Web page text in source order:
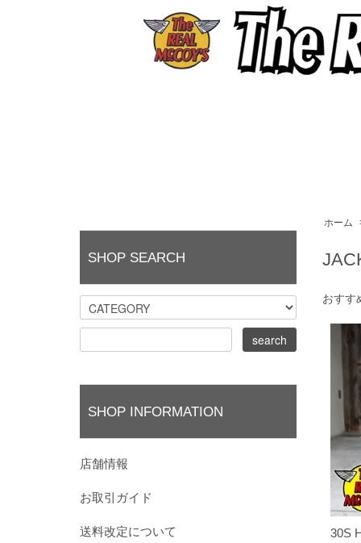
ホーム
おすす
30S
SHOP SEARCH
SHOP INFORMATION
店舗情報
お取引ガイド
送料改定について